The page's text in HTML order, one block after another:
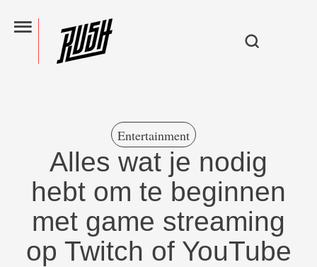
Entertainment
Alles wat je nodig
hebt om te beginnen
met game streaming
op Twitch of YouTube